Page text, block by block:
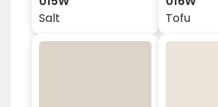
Salt
Tofu